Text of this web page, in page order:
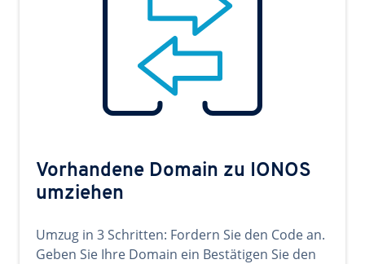
Vorhandene Domain zu IONOS
umziehen
Umzug in 3 Schritten: Fordern Sie den Code an.
Geben Sie Ihre Domain ein Bestätigen Sie den